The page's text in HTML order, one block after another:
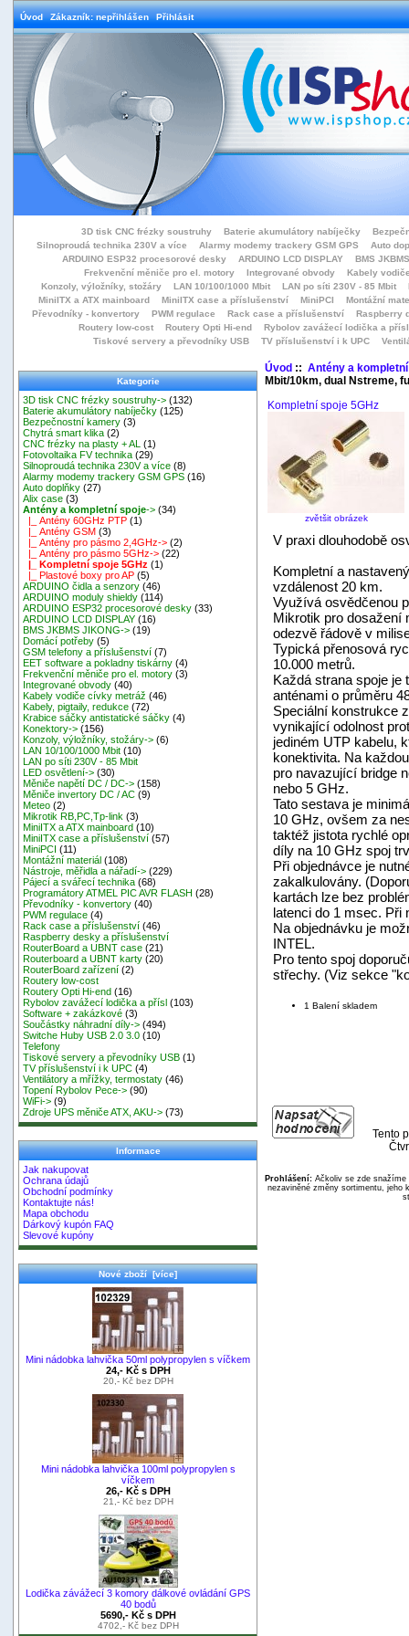
Úvod Zákazník: nepřihlášen Přihlásit
3D tisk CNC frézky soustruhy Baterie akumulátory nabíječky
Silnoproudá technika 230V a více
Alarmy modemy trackery GSM GPS
Auto
ARDUINO ESP32 procesorové desky
ARDUINO LCD DISPLAY
BMS
Frekvenční měniče pro el. motory
Integrované obvody
Kabely
Konzoly, výložníky, stožáry
LAN 10/100/1000 Mbit LAN po síti 230V - 85 Mbit
MiniITX a ATX mainboard
MiniITX case a příslušenství MiniPCI
Montážní
Převodníky - konvertory
PWM regulace Rack case a příslušenství
Raspberry
Routery low-cost
Routery Opti Hi-end
Rybolov zavážecí lodička a přísl
Tiskové servery a převodníky USB
TV příslušenství i k UPC
Kategorie
3D tisk CNC frézky soustruhy-> (132)
Baterie akumulátory nabíječky (125)
Bezpečnostní kamery (3)
Chytrá smart klika (2)
CNC frézky na plasty + AL
(1)
Fotovoltaika FV technika (29)
Silnoproudá technika 230V a více (8)
Alarmy modemy trackery GSM GPS (16)
Auto doplňky (27)
Alix case (3)
Antény a kompletní spoje-> (34)
|_ Antény 60GHz PTP (1)
|_ Antény GSM (3)
|_ Antény pro pásmo 2,4GHz-> (2)
|_ Antény pro pásmo 5GHz-> (22)
|_ Kompletní spoje 5GHz (1)
|_ Plastové boxy pro AP (5)
ARDUINO čidla a senzory (46)
ARDUINO moduly shieldy (114)
ARDUINO ESP32 procesorové desky (33)
ARDUINO LCD DISPLAY (16)
BMS JKBMS JIKONG-> (19)
Domácí potřeby (5)
GSM telefony a příslušenství (7)
EET software a pokladny tiskárny (4)
Frekvenční měniče pro el. motory (3)
Integrované obvody (40)
Kabely vodiče cívky metráž (46)
Kabely, pigtaily, redukce (72)
Krabice sáčky antistatické sáčky (4)
Konektory-> (156)
Konzoly, výložníky, stožáry-> (6)
LAN 10/100/1000 Mbit (10)
LAN po síti 230V - 85 Mbit
LED osvětlení-> (30)
Měniče napětí DC / DC-> (158)
Měniče invertory DC / AC (9)
Meteo (2)
Mikrotik RB,PC,Tp-link (3)
MiniITX a ATX mainboard (10)
MiniITX case a příslušenství (57)
MiniPCI (11)
Montážní materiál (108)
Nástroje, měřidla a nářadí-> (229)
Pájecí a svářecí technika (68)
Programátory ATMEL PIC AVR FLASH (28)
Převodníky - konvertory (40)
PWM regulace (4)
Rack case a příslušenství (46)
Raspberry desky a příslušenství
RouterBoard a UBNT case (21)
Routerboard a UBNT karty (20)
RouterBoard zařízení (2)
Routery low-cost
Routery Opti Hi-end (16)
Rybolov zavážecí lodička a přísl (103)
Software + zakázkové (3)
Součástky náhradní díly-> (494)
Switche Huby USB 2.0 3.0 (10)
Telefony
Tiskové servery a převodníky USB (1)
TV příslušenství i k UPC (4)
Ventilátory a mřížky, termostaty (46)
Topení Rybolov Pece-> (90)
WiFi-> (9)
Zdroje UPS měniče ATX, AKU-> (73)
Informace
Jak nakupovat
Ochrana údajů
Obchodní podmínky
Kontaktujte nás!
Mapa obchodu
Dárkový kupón FAQ
Slevové kupóny
Nové zboží [více]
Mini nádobka lahvička 50ml polypropylen s víčkem
24,- Kč s DPH
20,- Kč bez DPH
Mini nádobka lahvička 100ml polypropylen s
víčkem
26,- Kč s DPH
21,- Kč bez DPH
Lodička závážecí 3 komory dálkové ovládání GPS
40 bodů
5690,- Kč s DPH
4702,- Kč bez DPH
Úvod:: Antény a
Mbit/10km, dual Nstreme,
Kompletní spoje 5GHz
zvětšit obrázek
V praxi dlouhodobě
Kompletní a
vzdálenost 20 km.
Využívá osvědčenou
Mikrotik pro dosažení
odezvě řádově v
Typická přenosová
10.000 metrů.
Každá strana spoje je
anténami o průměru
Speciální konstrukce
vynikající odolnost
jediném UTP kabelu,
konektivita. Na
pro navazující bridge
nebo 5 GHz.
Tato sestava je
10 GHz, ovšem za
taktéž jistota rychlé
díly na 10 GHz spoj
Při objednávce je
zakalkulovány.
kartách lze bez
latenci do 1 msec. Při
Na objednávku je
INTEL.
Pro tento spoj
střechy. (Viz sekce
1 Balení skladem
Tento
Prohlášení:Ačkoliv se zde snažíme
nezaviněné změny sortimentu, jeho